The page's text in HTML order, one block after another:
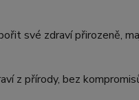
své zdraví přirozeně,
z přírody, bez